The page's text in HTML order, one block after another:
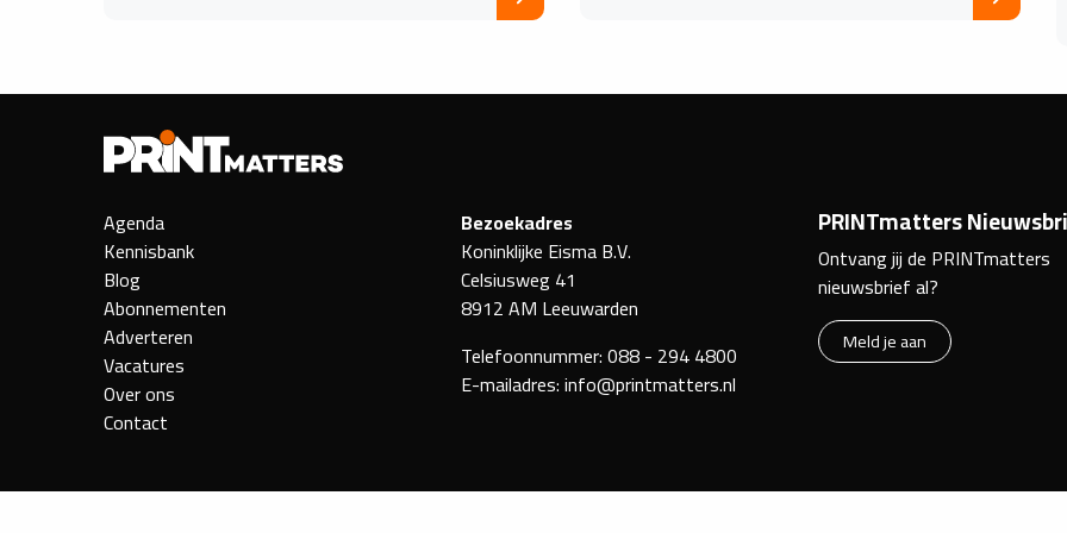
Agenda
Kennisbank
Blog
Abonnementen
Adverteren
Vacatures
Over ons
Contact
Bezoekadres
Koninklijke Eisma B.V.
Celsiusweg 41
8912 AM Leeuwarden
Telefoonnummer:088 - 294 4800
E-mailadres:info@printmatters.nl
PRINTmatters
Ontvang jij de PRINTmatters
nieuwsbrief al?
Meld je aan